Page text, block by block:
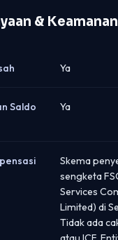
& Keamanan
Ya
Saldo
Ya
Skema
sengketa
Services
Limited) di
Tidak ada